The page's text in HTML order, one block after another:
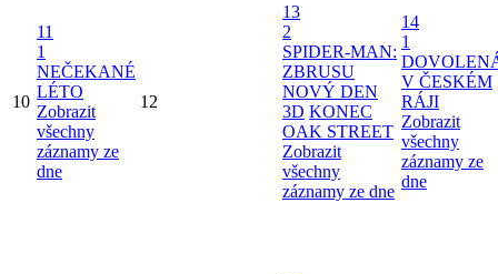
10
11
1
NEČEKANÉ
LÉTO
Zobrazit
všechny
záznamy ze
dne
12
13
2
SPIDER-MAN:
ZBRUSU
NOVÝ DEN
3D KONEC
OAK STREET
Zobrazit
všechny
záznamy ze dne
14
1
V ČESKÉM
RÁJI
Zobrazit
všechny
záznamy ze
dne